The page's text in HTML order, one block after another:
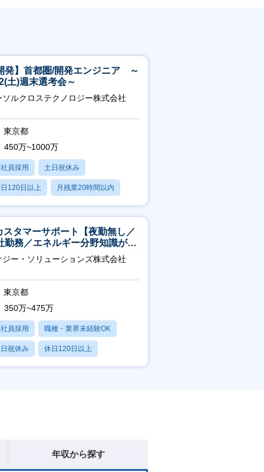
発】首都圏/開発エンジニア ～
土)週末選考会～
ソルクロステクノロジー株式会社
東京都
450万~1000万
員採用 土日祝休み
120日以上 月残業20時間以内
あり
スタマーサポート【夜勤無し／
勤務／エネルギー分野知識が身
きます】
ジー・ソリューションズ株式会社
東京都
350万~475万
員採用 職種・業界未経験OK
祝休み 休日120日以上
・育休あり
年収から探す